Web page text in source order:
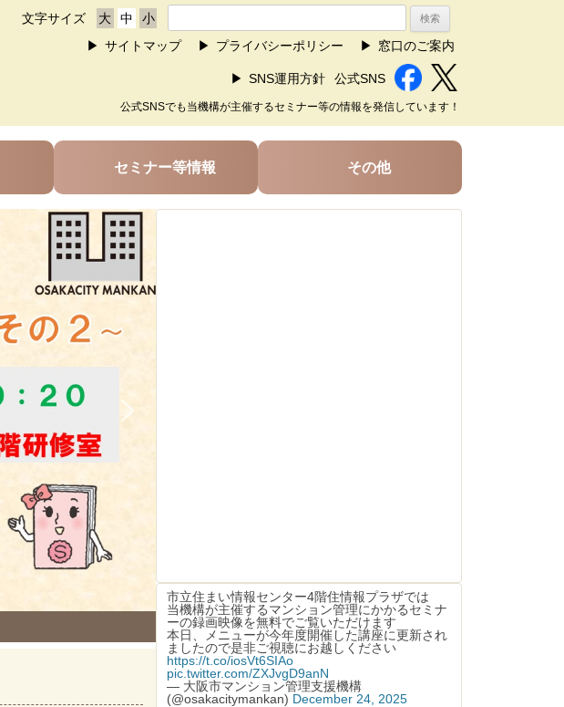
文字サイズ 大 中
小
サイトマップ
プライバシーポリシー 窓口のご案内
SNS運用方針 公式SNS
公式SNSでも当機構が主催するセミナー等の情報を発信しています！
セミナー等情報 その他
市立住まい情報センター4階住情報プラザでは
当機構が主催するマンション管理にかかるセミナ
ーの録画映像を無料でご覧いただけます
本日、メニューが今年度開催した講座に更新され
ましたので是非ご視聴にお越しください
https://t.co/iosVt6SIAo
pic.twitter.com/ZXJvgD9anN
— 大阪市マンション管理支援機構
(@osakacitymankan) December 24, 2025